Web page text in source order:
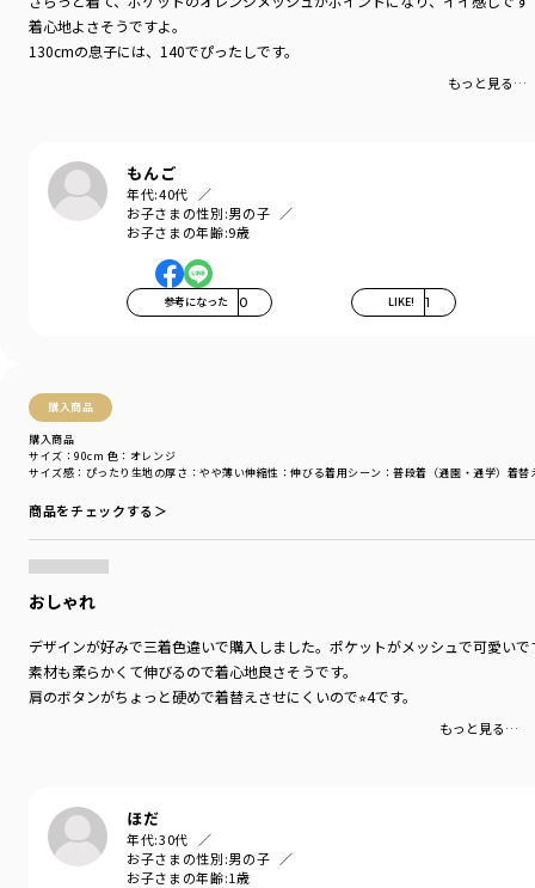
着心地よさそうですよ。
130cmの息子には、140でぴったしです。
もっと見る…
もんご
年代:40代
お子さまの性別:男の子
お子さまの年齢:9歳
参考になった 0 LIKE! 1
購入商品
購入商品
サイズ感 ：ぴったり 生地の厚さ ：やや薄い伸縮性 ：伸びる着用シーン ：普段着（通園・通学） 着替
サイズ：90cm 色：オレンジ
商品をチェックする＞
おしゃれ
デザインが好みで三着色違いで購入しました。ポケットがメッシュで可愛いで
素材も柔らかくて伸びるので着心地良さそうです。
肩のボタンがちょっと硬めで着替えさせにくいので⭐︎4です。
もっと見る…
ほだ
年代:30代
お子さまの性別:男の子
お子さまの年齢:1歳
※ベビーサイズ（80センチと90センチ）のみ肩ボタン付きの仕様です。
着用イメージ/カラー：オレンジ
モデル：身長109.0cm 体重17.0kg
サイズ：サイズ110
branshes
アウトレット
／トップス>半袖Tシャツ・タンクトップ
商品番号